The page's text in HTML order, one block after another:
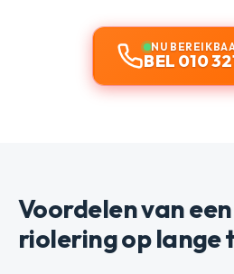
NU
BEL 010
Voordelen van
riolering op lange